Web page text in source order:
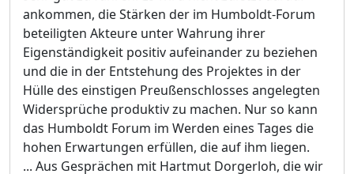
ankommen, die Stärken der im Humboldt-Forum
beteiligten Akteure unter Wahrung ihrer
Eigenständigkeit positiv aufeinander zu beziehen
und die in der Entstehung des Projektes in der
Hülle des einstigen Preußenschlosses angelegten
Widersprüche produktiv zu machen. Nur so kann
das Humboldt Forum im Werden eines Tages die
hohen Erwartungen erfüllen, die auf ihm liegen.
... Aus Gesprächen mit Hartmut Dorgerloh, die wir